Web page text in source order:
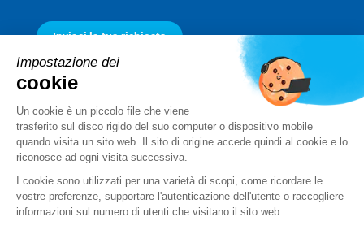
Inviaci la tua richiesta
Seguici
Impostazione dei
cookie
Un cookie è un piccolo file che viene
trasferito sul disco rigido del suo computer o dispositivo mobile
quando visita un sito web. Il sito di origine accede quindi al cookie e lo
riconosce ad ogni visita successiva.
I cookie sono utilizzati per una varietà di scopi, come ricordare le
vostre preferenze, supportare l'autenticazione dell'utente o raccogliere
informazioni sul numero di utenti che visitano il sito web.